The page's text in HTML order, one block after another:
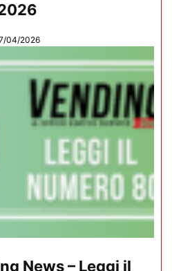
04/2026
News – Leggi il